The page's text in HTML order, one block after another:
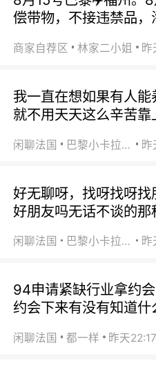
偿带物，不接违禁品，
商家自荐区 林家二小姐 昨
我一直在想如果有人
就不用天天这么辛苦
闲聊法国 巴黎小卡拉咪 昨
好无聊呀，找呀找呀
好朋友吗无话不谈的那
闲聊法国 巴黎小卡拉咪 昨
94申请紧缺行业拿约
约会下来有没有知道什
闲聊法国 都一样 昨天22:17